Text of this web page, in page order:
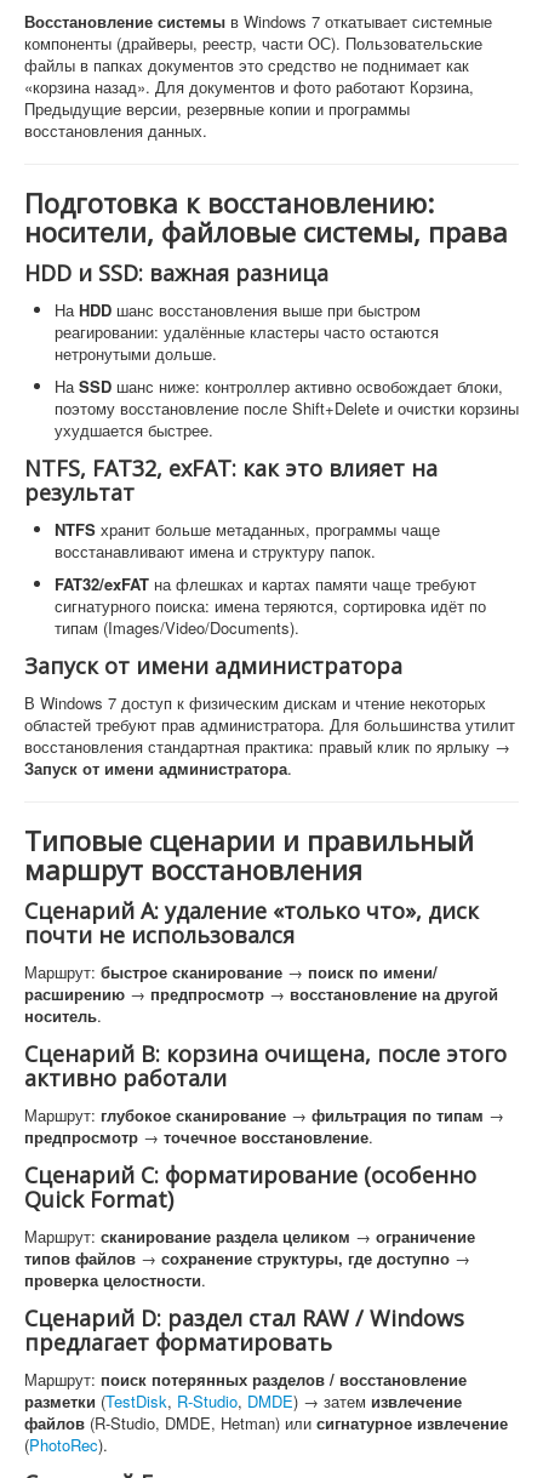
Восстановление системы в Windows 7 откатывает системные
компоненты (драйверы, реестр, части ОС). Пользовательские
файлы в папках документов это средство не поднимает как
«корзина назад». Для документов и фото работают Корзина,
Предыдущие версии, резервные копии и программы
восстановления данных.
Подготовка к восстановлению:
носители, файловые системы, права
HDD и SSD: важная разница
НаHDD шанс восстановления выше при быстром
реагировании: удалённые кластеры часто остаются
нетронутыми дольше.
НаSSD шанс ниже: контроллер активно освобождает блоки,
поэтому восстановление после Shift+Delete и очистки корзины
ухудшается быстрее.
NTFS, FAT32, exFAT: как это влияет на
результат
NTFS хранит больше метаданных, программы чаще
восстанавливают имена и структуру папок.
FAT32/exFAT на флешках и картах памяти чаще требуют
сигнатурного поиска: имена теряются, сортировка идёт по
типам (Images/Video/Documents).
Запуск от имени администратора
В Windows 7 доступ к физическим дискам и чтение некоторых
областей требуют прав администратора. Для большинства утилит
восстановления стандартная практика: правый клик по ярлыку →
Запуск от имени администратора.
Типовые сценарии и правильный
маршрут восстановления
Сценарий A: удаление «только что», диск
почти не использовался
Маршрут: быстрое сканирование → поиск по имени/
расширению → предпросмотр → восстановление на другой
носитель.
Сценарий B: корзина очищена, после этого
активно работали
Маршрут: глубокое сканирование → фильтрация по типам →
предпросмотр → точечное восстановление.
Сценарий C: форматирование (особенно
Quick Format)
Маршрут: сканирование раздела целиком → ограничение
типов файлов → сохранение структуры, где доступно →
проверка целостности.
Сценарий D: раздел стал RAW / Windows
предлагает форматировать
Маршрут: поиск потерянных разделов / восстановление
разметки (TestDisk, R-Studio, DMDE) → затем извлечение
файлов (R-Studio, DMDE, Hetman) или сигнатурное извлечение
(PhotoRec).